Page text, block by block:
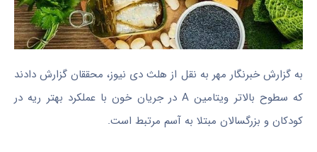
به گزارش خبرنگار مهر به نقل از هلث دی نیوز، محققان گزارش دادند
که سطوح بالاتر ویتامین A در جریان خون با عملکرد بهتر ریه در
کودکان و بزرگسالان مبتلا به آسم مرتبط است.